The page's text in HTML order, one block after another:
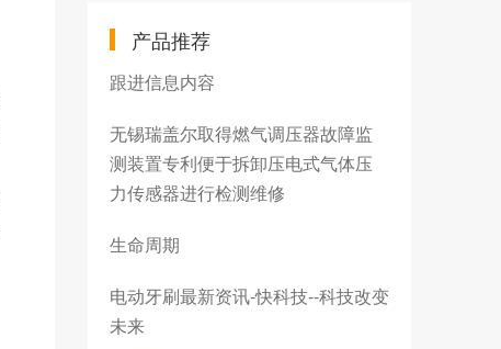
产品推荐
跟进信息内容
无锡瑞盖尔取得燃气调压器故障监
测装置专利便于拆卸压电式气体压
力传感器进行检测维修
生命周期
电动牙刷最新资讯-快科技--科技改变
未来